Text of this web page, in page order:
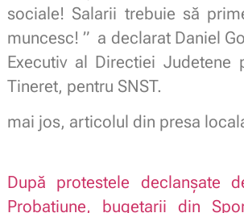
sociale! Salarii trebuie să
muncesc! ” a declarat Daniel
Executiv al Directiei Judetene
Tineret, pentru SNST.
mai jos, articolul din presa
După protestele declanșate
Probațiune, bugetarii din